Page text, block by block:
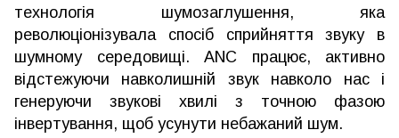
технологія шумозаглушення, яка
революціонізувала спосіб сприйняття звуку в
шумному середовищі. ANC працює, активно
відстежуючи навколишній звук навколо нас і
генеруючи звукові хвилі з точною фазою
інвертування, щоб усунути небажаний шум.